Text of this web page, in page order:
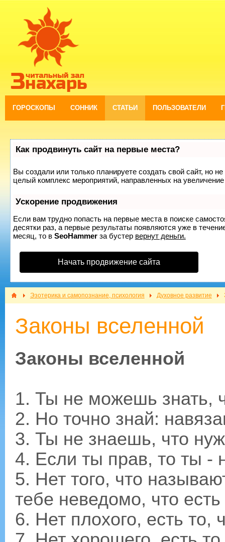
ГОРОСКОПЫ СОННИК СТАТЬИ ПОЛЬЗОВАТЕЛИ
Как продвинуть сайт на первые места?
Вы создали или только планируете создать свой сайт, но
целый комплекс мероприятий, направленных на
Ускорение продвижения
Если вам трудно попасть на первые места в поиске
десятки раз, а первые результаты появляются уже в
месяц, то в SeoHammerза бустер вернут деньги.
Начать продвижение сайта
Эзотерика и самопознание, психология Духовное развитие
Законы вселенной
Законы вселенной
1. Ты не можешь знать,
2. Но точно знай:
3. Ты не знаешь, что
4. Если ты прав, то ты -
5. Нет того, что
тебе неведомо, что есть
6. Нет плохого, есть то,